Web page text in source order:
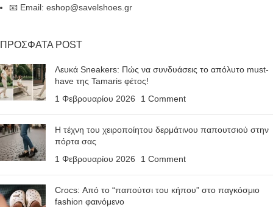
📧 Email: eshop@savelshoes.gr
ΠΡΟΣΦΑΤΑ POST
Λευκά Sneakers: Πώς να συνδυάσεις το απόλυτο must-
have της Tamaris φέτος!
1 Φεβρουαρίου 2026
1 Comment
Η τέχνη του χειροποίητου δερμάτινου παπουτσιού στην
πόρτα σας
1 Φεβρουαρίου 2026
1 Comment
Crocs: Από το “παπούτσι του κήπου” στο παγκόσμιο
fashion φαινόμενο